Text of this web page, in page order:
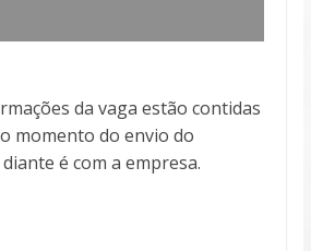
da vaga estão contidas
momento do envio do
é com a empresa.